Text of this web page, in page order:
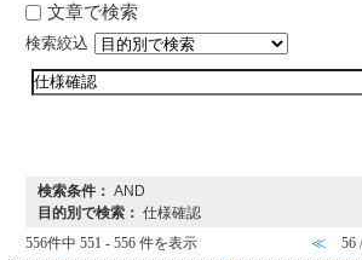
文章で検索
検索絞込
検索条件： AND
目的別で検索： 仕様確認
556件中 551 - 556 件を表示
≪ 56